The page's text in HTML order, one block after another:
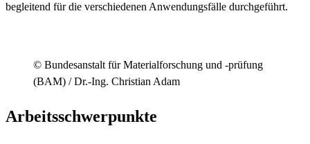
begleitend für die verschiedenen Anwendungsfälle durchgeführt.
© Bundesanstalt für Materialforschung und -prüfung
(BAM) / Dr.-Ing. Christian Adam
Arbeitsschwerpunkte